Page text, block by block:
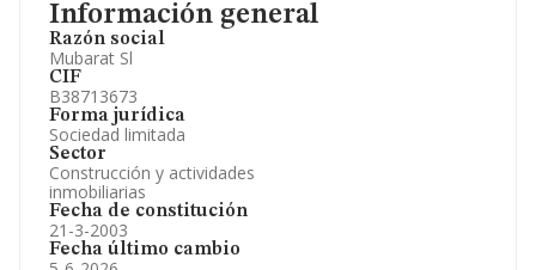
Información general
Razón social
Mubarat Sl
CIF
B38713673
Forma jurídica
Sociedad limitada
Sector
Construcción y actividades
inmobiliarias
Fecha de constitución
21-3-2003
Fecha último cambio